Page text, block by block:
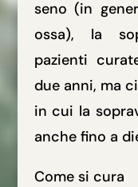
seno (in
ossa), la
pazienti
due anni, ma
in cui la
anche fino a
Come si cura